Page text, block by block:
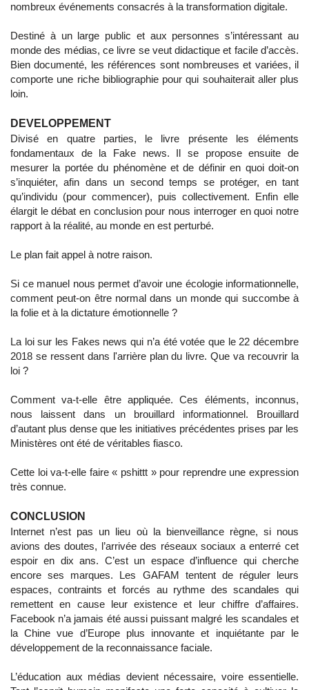
nombreux événements consacrés à la transformation digitale.
Destiné à un large public et aux personnes s’intéressant au
monde des médias, ce livre se veut didactique et facile d’accès.
Bien documenté, les références sont nombreuses et variées, il
comporte une riche bibliographie pour qui souhaiterait aller plus
loin.
DEVELOPPEMENT
Divisé en quatre parties, le livre présente les éléments
fondamentaux de la Fake news. Il se propose ensuite de
mesurer la portée du phénomène et de définir en quoi doit-on
s’inquiéter, afin dans un second temps se protéger, en tant
qu’individu (pour commencer), puis collectivement. Enfin elle
élargit le débat en conclusion pour nous interroger en quoi notre
rapport à la réalité, au monde en est perturbé.
Le plan fait appel à notre raison.
Si ce manuel nous permet d’avoir une écologie informationnelle,
comment peut-on être normal dans un monde qui succombe à
la folie et à la dictature émotionnelle ?
La loi sur les Fakes news qui n’a été votée que le 22 décembre
2018 se ressent dans l'arrière plan du livre. Que va recouvrir la
loi ?
Comment va-t-elle être appliquée. Ces éléments, inconnus,
nous laissent dans un brouillard informationnel. Brouillard
d’autant plus dense que les initiatives précédentes prises par les
Ministères ont été de véritables fiasco.
Cette loi va-t-elle faire « pshittt » pour reprendre une expression
très connue.
CONCLUSION
Internet n’est pas un lieu où la bienveillance règne, si nous
avions des doutes, l’arrivée des réseaux sociaux a enterré cet
espoir en dix ans. C’est un espace d’influence qui cherche
encore ses marques. Les GAFAM tentent de réguler leurs
espaces, contraints et forcés au rythme des scandales qui
remettent en cause leur existence et leur chiffre d’affaires.
Facebook n’a jamais été aussi puissant malgré les scandales et
la Chine vue d’Europe plus innovante et inquiétante par le
développement de la reconnaissance faciale.
L’éducation aux médias devient nécessaire, voire essentielle.